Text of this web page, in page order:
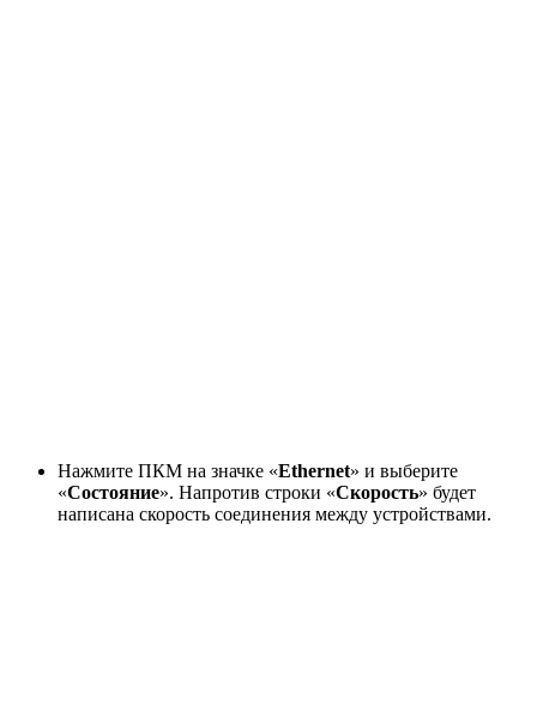
Нажмите ПКМ на значке «Ethernet» и выберите
«Состояние». Напротив строки «Скорость» будет
написана скорость соединения между устройствами.